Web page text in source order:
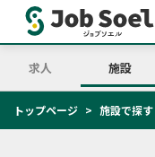
求人 施設
トップページ 施設で探す